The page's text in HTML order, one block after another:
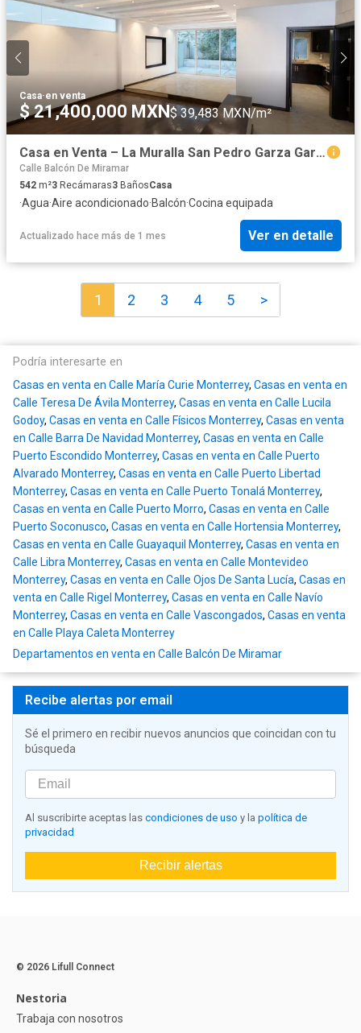
Casa·en venta
$ 21,400,000 MXN$ 39,483 MXN/m²
Casa en Venta – La Muralla San Pedro Garza García
Calle Balcón De Miramar
542 m²3 Recámaras3 BañosCasa
·Agua·Aire acondicionado·Balcón·Cocina equipada
Actualizado hace más de 1 mes Ver en detalle
1 2 3 4 5 >
Podría interesarte en
Casas en venta en Calle María Curie Monterrey, Casas en venta en
Calle Teresa De Ávila Monterrey, Casas en venta en Calle Lucila
Godoy, Casas en venta en Calle Físicos Monterrey, Casas en venta
en Calle Barra De Navidad Monterrey, Casas en venta en Calle
Puerto Escondido Monterrey, Casas en venta en Calle Puerto
Alvarado Monterrey, Casas en venta en Calle Puerto Libertad
Monterrey, Casas en venta en Calle Puerto Tonalá Monterrey,
Casas en venta en Calle Puerto Morro, Casas en venta en Calle
Puerto Soconusco, Casas en venta en Calle Hortensia Monterrey,
Casas en venta en Calle Guayaquil Monterrey, Casas en venta en
Calle Libra Monterrey, Casas en venta en Calle Montevideo
Monterrey, Casas en venta en Calle Ojos De Santa Lucía, Casas en
venta en Calle Rigel Monterrey, Casas en venta en Calle Navío
Monterrey, Casas en venta en Calle Vascongados, Casas en venta
en Calle Playa Caleta Monterrey
Departamentos en venta en Calle Balcón De Miramar
Recibe alertas por email
Sé el primero en recibir nuevos anuncios que coincidan con tu
búsqueda
Al suscribirte aceptas las condiciones de uso y la política de
privacidad
Recibir alertas
© 2026 Lifull Connect
Nestoria
Trabaja con nosotros